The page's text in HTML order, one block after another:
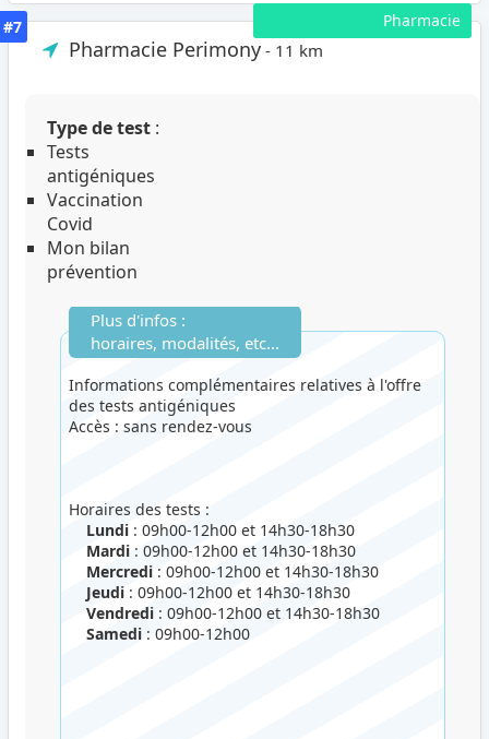
Pharmacie
#7
Pharmacie Perimony - 11 km
Type de test :
Tests
antigéniques
Vaccination
Covid
Mon bilan
prévention
Plus d'infos :
horaires, modalités, etc...
Informations complémentaires relatives à l'offre
des tests antigéniques
Accès : sans rendez-vous
Horaires des tests :
Lundi : 09h00-12h00 et 14h30-18h30
Mardi : 09h00-12h00 et 14h30-18h30
Mercredi : 09h00-12h00 et 14h30-18h30
Jeudi : 09h00-12h00 et 14h30-18h30
Vendredi : 09h00-12h00 et 14h30-18h30
Samedi : 09h00-12h00